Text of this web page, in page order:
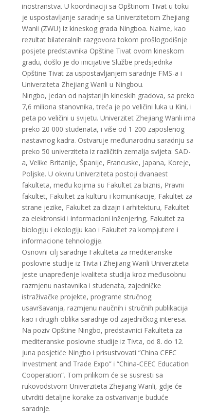
inostranstva. U koordinaciji sa Opštinom Tivat u toku
je uspostavljanje saradnje sa Univerzitetom Zhejiang
Wanli (ZWU) iz kineskog grada Ningboa. Naime, kao
rezultat bilateralnih razgovora tokom prošlogodišnje
posjete predstavnika Opštine Tivat ovom kineskom
gradu, došlo je do inicijative Službe predsjednka
Opštine Tivat za uspostavljanjem saradnje FMS-a i
Univerziteta Zhejiang Wanli u Ningbou.
Ningbo, jedan od najstarijih kineskih gradova, sa preko
7,6 miliona stanovnika, treća je po veličini luka u Kini, i
peta po veličini u svijetu. Univerzitet Zhejiang Wanli ima
preko 20 000 studenata, i više od 1 200 zaposlenog
nastavnog kadra. Ostvaruje međunarodnu saradnju sa
preko 50 univerziteta iz različitih zemalja svijeta: SAD-
a, Velike Britanije, Španije, Francuske, Japana, Koreje,
Poljske. U okviru Univerziteta postoji dvanaest
fakulteta, među kojima su Fakultet za biznis, Pravni
fakultet, Fakultet za kulturu i komunikacije, Fakultet za
strane jezike, Fakultet za dizajn i arhitekturu, Fakultet
za elektronski i informacioni inženjering, Fakultet za
biologiju i ekologiju kao i Fakultet za kompjutere i
informacione tehnologije.
Osnovni cilj saradnje Fakulteta za mediteranske
poslovne studije iz Tivta i Zhejiang Wanli Univerziteta
jeste unapređenje kvaliteta studija kroz međusobnu
razmjenu nastavnika i studenata, zajedničke
istraživačke projekte, programe stručnog
usavršavanja, razmjenu naučnih i stručnih publikacija
kao i drugih oblika saradnje od zajedničkog interesa.
Na poziv Opštine Ningbo, predstavnici Fakulteta za
mediteranske poslovne studije iz Tivta, od 8. do 12.
juna posjetiće Ningbo i prisustvovati “China CEEC
Investment and Trade Expo” i “China-CEEC Education
Cooperation”. Tom prilikom će se susresti sa
rukovodstvom Univerziteta Zhejiang Wanli, gdje će
utvrditi detaljne korake za ostvarivanje buduće
saradnje.